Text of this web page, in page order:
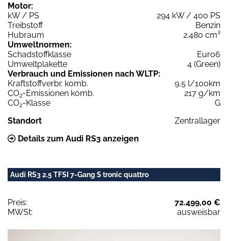
Motor:
kW / PS
294 kW / 400 PS
Treibstoff
Benzin
Hubraum
2.480 cm³
Umweltnormen:
Schadstoffklasse
Euro6
Umweltplakette
4 (Green)
Verbrauch und Emissionen nach WLTP:
Kraftstoffverbr. komb.
9,5 l/100km
CO2-Emissionen komb.
217 g/km
CO2-Klasse
G
Standort
Zentrallager
Details zum Audi RS3 anzeigen
Audi RS3 2.5 TFSI 7-Gang S tronic quattro
Preis:
72.499,00 €
MWSt:
ausweisbar